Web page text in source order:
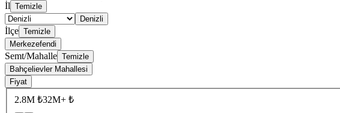
İl Temizle
Denizli
İlçe Temizle
Merkezefendi
Semt/Mahalle Temizle
Bahçelievler Mahallesi
Fiyat
2.8M ₺32M+ ₺